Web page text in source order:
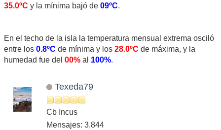
35.0ºC y la mínima bajó de 09ºC.
En el techo de la isla la temperatura mensual extrema osciló
entre los 0.8ºC de mínima y los 28.0ºC de máxima, y la
humedad fue del 00% al 100%.
Texeda79
Cb Incus
Mensajes: 3,844